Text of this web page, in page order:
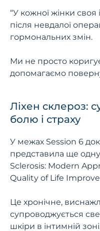
“У кожної жінки своя
після невдалої
гормональних змін.
Ми не просто
допомагаємо
Ліхен склероз:
болю і страху
У межах Session 6
представила ще
Sclerosis: Modern
Quality of Life
Це хронічне,
супроводжується
шкіри в інтимній